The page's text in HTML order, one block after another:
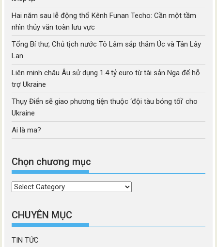
Hai năm sau lễ động thổ Kênh Funan Techo: Cần một tầm
nhìn thủy văn toàn lưu vực
Tổng Bí thư, Chủ tịch nước Tô Lâm sắp thăm Úc và Tân Lây
Lan
Liên minh châu Âu sử dụng 1.4 tỷ euro từ tài sản Nga để hỗ
trợ Ukraine
Thụy Điển sẽ giao phương tiện thuộc ‘đội tàu bóng tối’ cho
Ukraine
Ai là ma?
Chọn chương mục
Chọn
mục
CHUYÊN MỤC
TIN TỨC